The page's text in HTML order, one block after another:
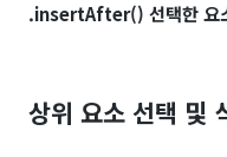
.insertAfter() 선택한 요
상위 요소 선택 및